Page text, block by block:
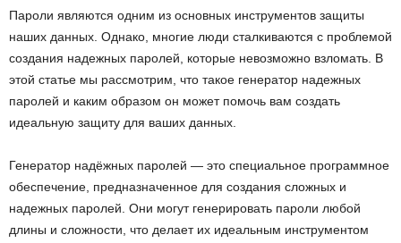
Пароли являются одним из основных инструментов защиты
наших данных. Однако, многие люди сталкиваются с проблемой
создания надежных паролей, которые невозможно взломать. В
этой статье мы рассмотрим, что такое генератор надежных
паролей и каким образом он может помочь вам создать
идеальную защиту для ваших данных.
Генератор надёжных паролей — это специальное программное
обеспечение, предназначенное для создания сложных и
надежных паролей. Они могут генерировать пароли любой
длины и сложности, что делает их идеальным инструментом